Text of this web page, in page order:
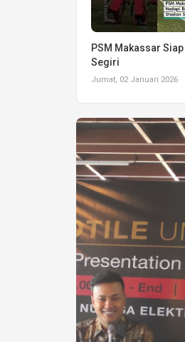
PSM Makassar
Segiri
Jumat, 02 Januari 2026